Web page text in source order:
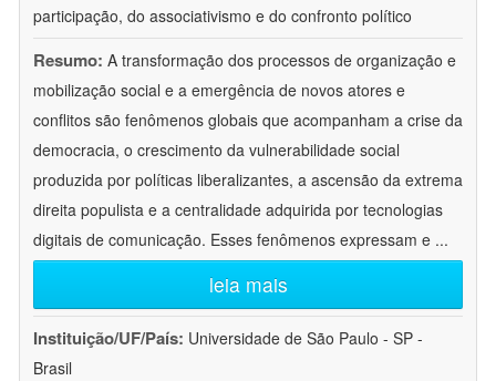
participação, do associativismo e do confronto político
Resumo: A transformação dos processos de organização e
mobilização social e a emergência de novos atores e
conflitos são fenômenos globais que acompanham a crise da
democracia, o crescimento da vulnerabilidade social
produzida por políticas liberalizantes, a ascensão da extrema
direita populista e a centralidade adquirida por tecnologias
digitais de comunicação. Esses fenômenos expressam e ...
leia mais
Instituição/UF/País: Universidade de São Paulo - SP -
Brasil